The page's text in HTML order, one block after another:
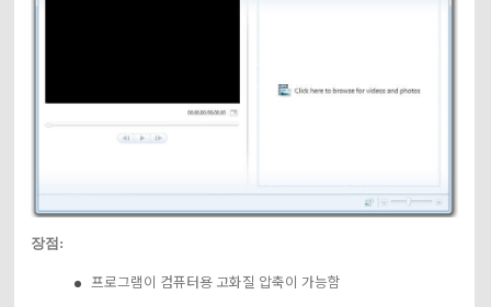
장점:
프로그램이 컴퓨터용 고화질 압축이 가능함